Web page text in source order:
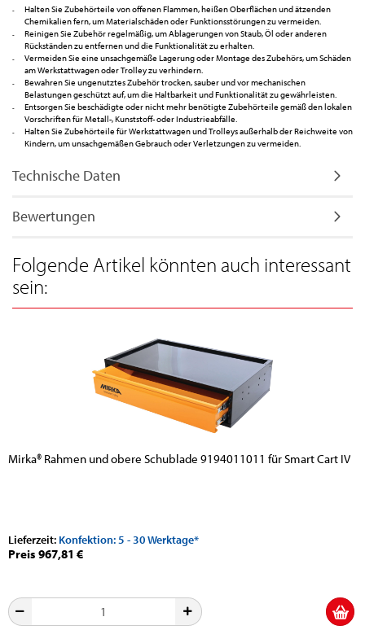
Halten Sie Zubehörteile von offenen Flammen, heißen Oberflächen und ätzenden
Chemikalien fern, um Materialschäden oder Funktionsstörungen zu vermeiden.
Reinigen Sie Zubehör regelmäßig, um Ablagerungen von Staub, Öl oder anderen
Rückständen zu entfernen und die Funktionalität zu erhalten.
Vermeiden Sie eine unsachgemäße Lagerung oder Montage des Zubehörs, um Schäden
am Werkstattwagen oder Trolley zu verhindern.
Bewahren Sie ungenutztes Zubehör trocken, sauber und vor mechanischen
Belastungen geschützt auf, um die Haltbarkeit und Funktionalität zu gewährleisten.
Entsorgen Sie beschädigte oder nicht mehr benötigte Zubehörteile gemäß den lokalen
Vorschriften für Metall-, Kunststoff- oder Industrieabfälle.
Halten Sie Zubehörteile für Werkstattwagen und Trolleys außerhalb der Reichweite von
Kindern, um unsachgemäßen Gebrauch oder Verletzungen zu vermeiden.
Technische Daten
Bewertungen
Folgende Artikel könnten auch interessant
sein:
Mirka® Rahmen und obere Schublade 9194011011 für Smart Cart IV
Lieferzeit: Konfektion: 5 - 30 Werktage*
Preis 967,81 €